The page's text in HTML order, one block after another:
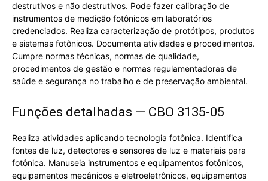
destrutivos e não destrutivos. Pode fazer calibração de
instrumentos de medição fotônicos em laboratórios
credenciados. Realiza caracterização de protótipos, produtos
e sistemas fotônicos. Documenta atividades e procedimentos.
Cumpre normas técnicas, normas de qualidade,
procedimentos de gestão e normas regulamentadoras de
saúde e segurança no trabalho e de preservação ambiental.
Funções detalhadas — CBO 3135-05
Realiza atividades aplicando tecnologia fotônica. Identifica
fontes de luz, detectores e sensores de luz e materiais para
fotônica. Manuseia instrumentos e equipamentos fotônicos,
equipamentos mecânicos e eletroeletrônicos, equipamentos